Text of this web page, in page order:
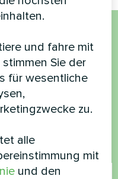
oder
wir werden Ihnen
und fahre mit
Sie der
für wesentliche
zu.
alle
mit
und den